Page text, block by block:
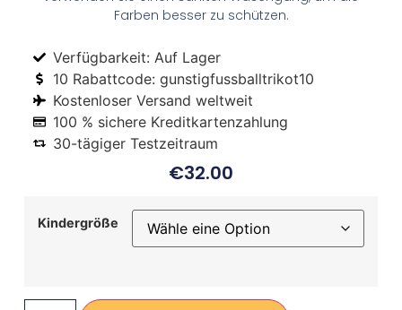
Farben besser zu schützen.
Verfügbarkeit: Auf Lager
10 Rabattcode: gunstigfussballtrikot10
Kostenloser Versand weltweit
100 % sichere Kreditkartenzahlung
30-tägiger Testzeitraum
€32.00
Kindergröße